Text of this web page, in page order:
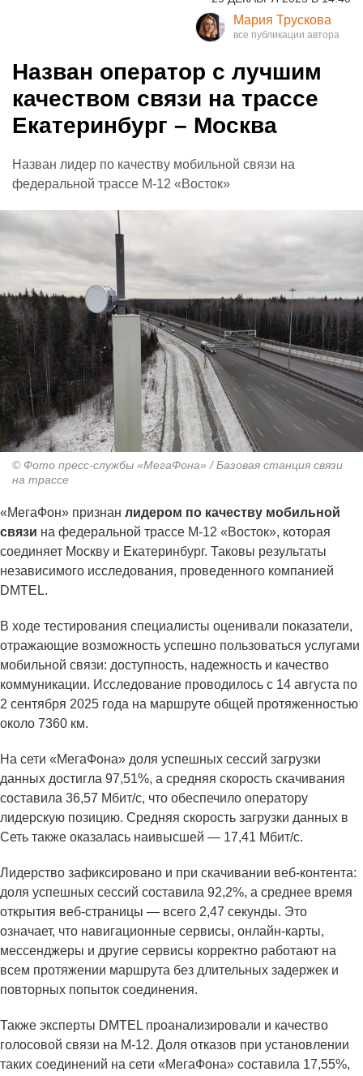
Мария Трускова
Назван оператор с лучшим
качеством связи на трассе
Екатеринбург – Москва
Назван лидер по качеству мобильной связи на
федеральной трассе М-12 «Восток»
© Фото пресс-службы «МегаФона» / Базовая станция связи
на трассе
«МегаФон» признан лидером по качеству мобильной
связи на федеральной трассе М-12 «Восток», которая
соединяет Москву и Екатеринбург. Таковы результаты
независимого исследования, проведенного компанией
DMTEL.
В ходе тестирования специалисты оценивали показатели,
отражающие возможность успешно пользоваться услугами
мобильной связи: доступность, надежность и качество
коммуникации. Исследование проводилось с 14 августа по
2 сентября 2025 года на маршруте общей протяженностью
около 7360 км.
На сети «МегаФона» доля успешных сессий загрузки
данных достигла 97,51%, а средняя скорость скачивания
составила 36,57 Мбит/с, что обеспечило оператору
лидерскую позицию. Средняя скорость загрузки данных в
Сеть также оказалась наивысшей — 17,41 Мбит/с.
Лидерство зафиксировано и при скачивании веб-контента:
доля успешных сессий составила 92,2%, а среднее время
открытия веб-страницы — всего 2,47 секунды. Это
означает, что навигационные сервисы, онлайн-карты,
мессенджеры и другие сервисы корректно работают на
всем протяжении маршрута без длительных задержек и
повторных попыток соединения.
Также эксперты DMTEL проанализировали и качество
голосовой связи на М-12. Доля отказов при установлении
таких соединений на сети «МегаФона» составила 17,55%,